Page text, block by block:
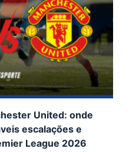
United: onde
escalações e
League 2026